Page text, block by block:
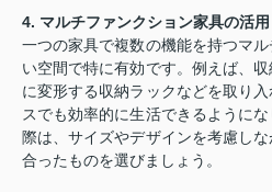
4. マルチファンクション家具の活用
一つの家具で複数の機能を持つマ
い空間で特に有効です。例えば、
に変形する収納ラックなどを取り
スでも効率的に生活できるように
際は、サイズやデザインを考慮し
合ったものを選びましょう。